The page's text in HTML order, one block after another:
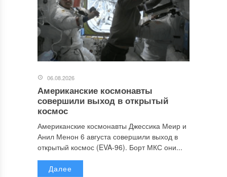
06.08.2026
Американские космонавты
совершили выход в открытый
космос
Американские космонавты Джессика Меир и
Анил Менон 6 августа совершили выход в
открытый космос (EVA-96). Борт МКС они...
Далее